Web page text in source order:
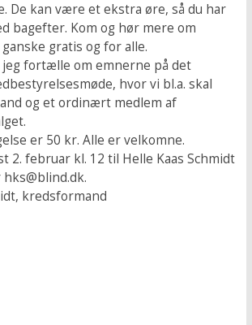
De kan være et ekstra øre, så du har
bagefter. Kom og hør mere om
gratis og for alle.
fortælle om emnerne på det
hvor vi bl.a. skal
og et ordinært medlem af
er 50 kr. Alle er velkomne.
2. februar kl. 12 til Helle Kaas Schmidt
kredsformand